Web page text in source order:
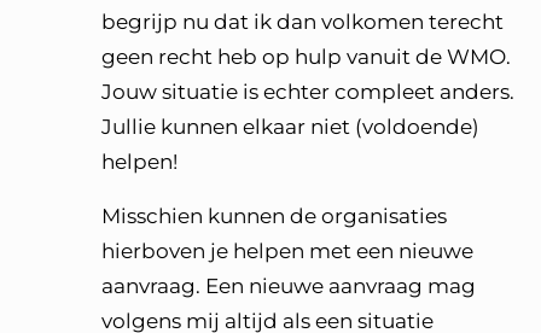
begrijp nu dat ik dan volkomen terecht
geen recht heb op hulp vanuit de WMO.
Jouw situatie is echter compleet anders.
Jullie kunnen elkaar niet (voldoende)
helpen!
Misschien kunnen de organisaties
hierboven je helpen met een nieuwe
aanvraag. Een nieuwe aanvraag mag
volgens mij altijd als een situatie